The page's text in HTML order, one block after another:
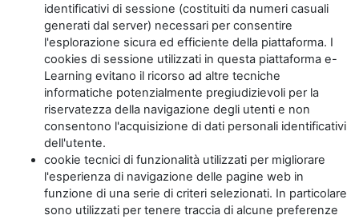
identificativi di sessione (costituiti da numeri casuali
generati dal server) necessari per consentire
l'esplorazione sicura ed efficiente della piattaforma. I
cookies di sessione utilizzati in questa piattaforma e-
Learning evitano il ricorso ad altre tecniche
informatiche potenzialmente pregiudizievoli per la
riservatezza della navigazione degli utenti e non
consentono l'acquisizione di dati personali identificativi
dell'utente.
cookie tecnici di funzionalità utilizzati per migliorare
l'esperienza di navigazione delle pagine web in
funzione di una serie di criteri selezionati. In particolare
sono utilizzati per tenere traccia di alcune preferenze